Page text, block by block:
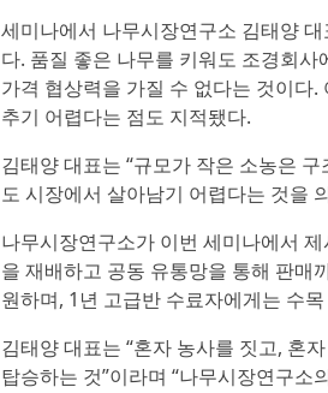
세미나에서 나무시장연구소 김태양
다. 품질 좋은 나무를 키워도 조경회
가격 협상력을 가질 수 없다는 것이다
추기 어렵다는 점도 지적됐다.
김태양 대표는 “규모가 작은 소농은
도 시장에서 살아남기 어렵다는 것을
나무시장연구소가 이번 세미나에서
을 재배하고 공동 유통망을 통해 판매
원하며, 1년 고급반 수료자에게는 수
김태양 대표는 “혼자 농사를 짓고, 혼
탑승하는 것”이라며 “나무시장연구